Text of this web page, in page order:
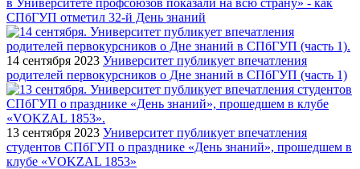
СПбГУП отметил 32-й День знаний
14 сентября 2023 Университет публикует впечатления
родителей первокурсников о Дне знаний в СПбГУП (часть 1)
13 сентября 2023 Университет публикует впечатления
студентов СПбГУП о празднике «День знаний», прошедшем в
клубе «VOKZAL 1853»